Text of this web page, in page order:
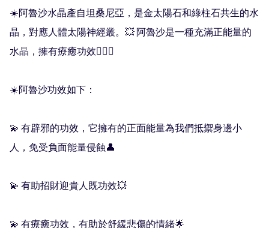
☀️阿魯沙水晶產自坦桑尼亞，是金太陽石和綠柱石共生的水
晶，對應人體太陽神經叢。💥 阿魯沙是一種充滿正能量的
水晶，擁有療癒功效💁🏻‍♀️
☀️阿魯沙功效如下：
💫 有辟邪的功效，它擁有的正面能量為我們抵禦身邊小
人，免受負面能量侵蝕👤
💫 有助招財迎貴人既功效💥
💫 有療癒功效，有助於舒緩悲傷的情緒🌟